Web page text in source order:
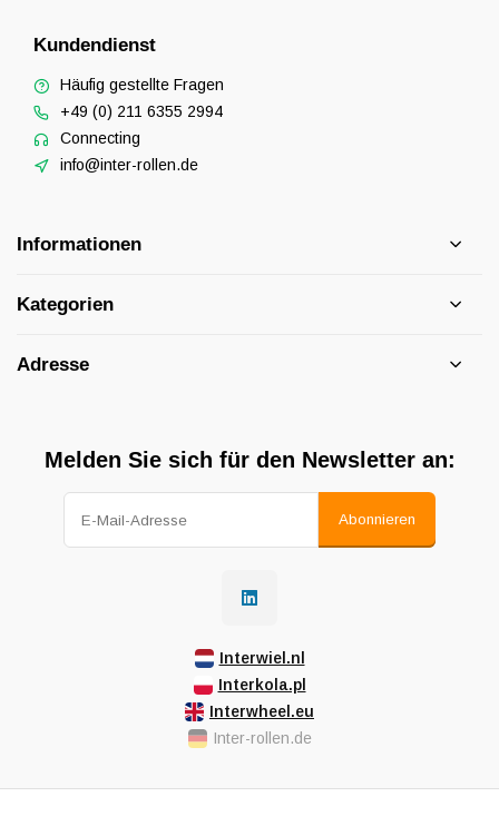
Kundendienst
Häufig gestellte Fragen
+49 (0) 211 6355 2994
Connecting
info@inter-rollen.de
Informationen
Kategorien
Adresse
Melden Sie sich für den Newsletter an:
Abonnieren
Interwiel.nl
Interkola.pl
Interwheel.eu
Inter-rollen.de